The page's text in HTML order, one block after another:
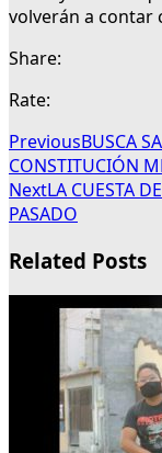
volverán a contar
Share:
Rate:
PreviousBUSCA
CONSTITUCIÓN
NextLA CUESTA
PASADO
Related Posts